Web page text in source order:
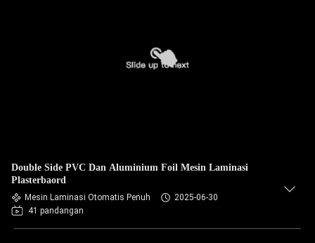
Double Side PVC Dan Aluminium Foil Mesin Laminasi
Plasterbaord
Mesin Laminasi Otomatis Penuh
2025-06-30
41 pandangan